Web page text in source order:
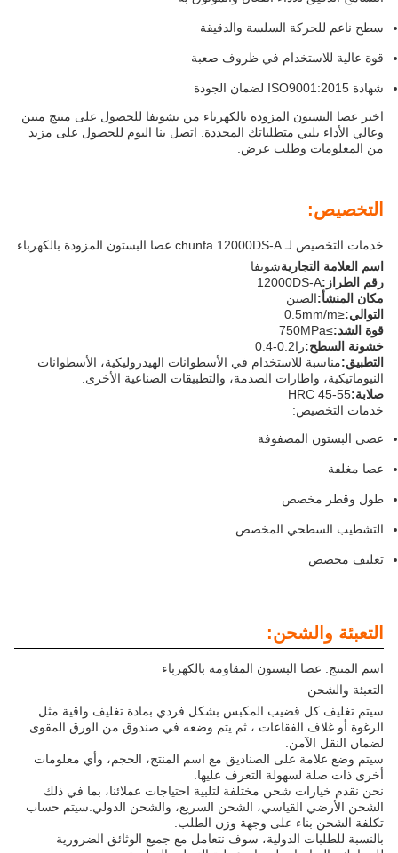
سطح ناعم للحركة السلسة والدقيقة
قوة عالية للاستخدام في ظروف صعبة
شهادة ISO9001:2015 لضمان الجودة
اختر عصا البستون المزودة بالكهرباء من تشونفا للحصول على منتج متين
وعالي الأداء يلبي متطلباتك المحددة. اتصل بنا اليوم للحصول على مزيد
من المعلومات وطلب عرض.
التخصيص:
خدمات التخصيص لـ chunfa 12000DS-A عصا البستون المزودة بالكهرباء
اسم العلامة التجاريةشونفا
رقم الطراز: 12000DS-A
مكان المنشأ:الصين
التوالي:≤0.5mm/m
قوة الشد:≥750MPa
خشونة السطح:را0.2-0.4
التطبيق:مناسبة للاستخدام في الأسطوانات الهيدروليكية، الأسطوانات
النيوماتيكية، واطارات الصدمة، والتطبيقات الصناعية الأخرى.
صلابة:HRC 45-55
خدمات التخصيص:
عصى البستون المصفوفة
عصا مغلفة
طول وقطر مخصص
التشطيب السطحي المخصص
تغليف مخصص
التعبئة والشحن:
اسم المنتج: عصا البستون المقاومة بالكهرباء
التعبئة والشحن
سيتم تغليف كل قضيب المكبس بشكل فردي بمادة تغليف واقية مثل
الرغوة أو غلاف الفقاعات ، ثم يتم وضعه في صندوق من الورق المقوى
لضمان النقل الآمن.
سيتم وضع علامة على الصناديق مع اسم المنتج، الحجم، وأي معلومات
أخرى ذات صلة لسهولة التعرف عليها.
نحن نقدم خيارات شحن مختلفة لتلبية احتياجات عملائنا، بما في ذلك
الشحن الأرضي القياسي، الشحن السريع، والشحن الدولي.سيتم حساب
تكلفة الشحن بناء على وجهة وزن الطلب.
بالنسبة للطلبات الدولية، سوف نتعامل مع جميع الوثائق الضرورية